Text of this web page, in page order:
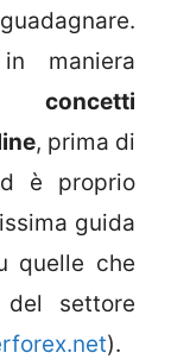
maniera
i concetti
, prima di
è proprio
guida
quelle che
settore
).